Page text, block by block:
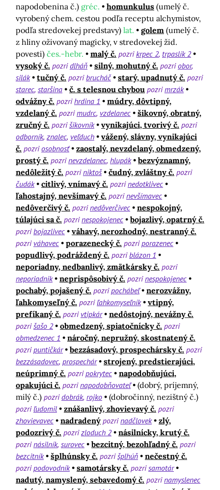
napodobenina č.) gréc. homunkulus (umelý č.
vyrobený chem. cestou podľa receptu alchymistov,
podľa stredovekej predstavy) lat. golem (umelý č.
z hliny oživovaný magicky, v stredovekej žid.
povesti) čes.-hebr. malý č. pozrikrpec 2 trpaslík 2
vysoký č. pozridlháň silný, mohutný č. pozriobor
silák
tučný č. pozribrucháč starý, upadnutý č. pozri
starec staršina č. s telesnou chybou pozrimrzák
odvážny č. pozrihrdina 1
múdry, dôvtipný,
vzdelaný č. pozrimudrc vzdelanec
šikovný, obratný,
zručný č. pozrišikovník vynikajúci, tvorivý č. pozri
odborník znalec veľduch
vážený, slávny, vynikajúci
č. pozriosobnosť
zaostalý, nevzdelaný, obmedzený,
prostý č. pozrinevzdelanec hlupák
bezvýznamný,
nedôležitý č. pozriniktoš čudný, zvláštny č. pozri
čudák
citlivý, vnímavý č. pozrinedotklivec
ľahostajný, nevšímavý č. pozrinevšímavec
nedôverčivý č. pozrinedôverčivec
nespokojný,
túlajúci sa č. pozrinespokojenec
bojazlivý, opatrný č.
pozribojazlivec
váhavý, nerozhodný, nestranný č.
pozri váhavec porazenecký č. pozriporazenec
popudlivý, podráždený č. pozriblázon 1
neporiadny, nedbanlivý, zmätkársky č. pozri
neporiadnik
neprispôsobivý č. pozrinespokojenec
pochabý, pojašený č. pozripochábeľ
nerozvážny,
ľahkomyseľný č. pozriľahkomyseľník
vtipný,
prefíkaný č. pozri vtipkár
nedôstojný, nevážny č.
pozrišašo 2 obmedzený, spiatočnícky č. pozri
obmedzenec 1
náročný, nepružný, skostnatený č.
pozripuntičkár bezzásadový, prospechársky č. pozri
bezzásadovec prospechár
strojený, predstierajúci,
neúprimný č. pozripokrytec
napodobňujúci,
opakujúci č. pozrinapodobňovateľ
(dobrý, príjemný,
milý č.) pozridobrák rojko
(dobročinný, nezištný č.)
pozriľudomil znášanlivý, zhovievavý č. pozri
zhovievavec
nadradený pozrinadčlovek
zlý,
podozrivý č. pozrizloduch 2
násilnícky, krutý č.
pozrinásilník surovec bezcitný, bezohľadný č. pozri
bezcitník
šplhúnsky č. pozrišplhúň
nečestný č.
pozripodovodník samotársky č. pozrisamotár
nadutý, namyslený, sebavedomý č. pozrinamyslenec